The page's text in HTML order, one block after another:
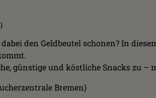
den Geldbeutel schonen? In
günstige und köstliche Snacks zu
Bremen)